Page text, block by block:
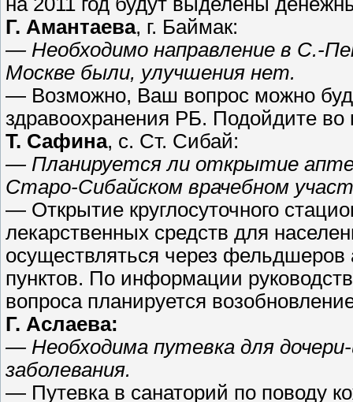
Г. Амантаева, г. Баймак:
— Необходимо направление в С.-
Москве были, улучшения нет.
— Возможно, Ваш вопрос можно
здравоохранения РБ. Подойдите во
Т. Сафина, с. Ст. Сибай:
— Планируется ли открытие
Старо-Сибайском врачебном
— Открытие круглосуточного
лекарственных средств для
осуществляться через
пунктов. По информации
вопроса планируется
Г. Аслаева:
— Необходима путевка для
заболевания.
— Путевка в санаторий по поводу